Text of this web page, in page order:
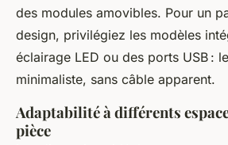
des modules amovibles. Pour un
design, privilégiez les modèles
éclairage LED ou des ports USB :
minimaliste, sans câble apparent.
Adaptabilité à différents
pièce